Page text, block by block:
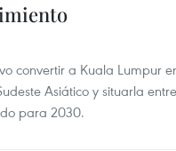
convertir a Kuala Lumpur
Asiático y situarla
para 2030.